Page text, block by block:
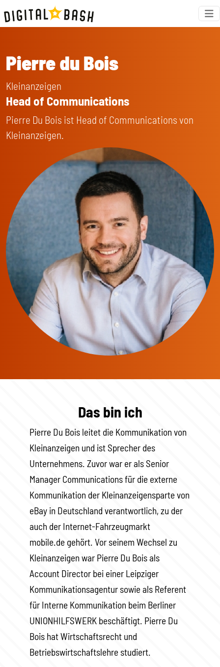
Pierre du Bois
Kleinanzeigen
Head of Communications
Pierre Du Bois ist Head of Communications von
Kleinanzeigen.
Das bin ich
Pierre Du Bois leitet die Kommunikation von
Kleinanzeigen und ist Sprecher des
Unternehmens. Zuvor war er als Senior
Manager Communications für die externe
Kommunikation der Kleinanzeigensparte von
eBay in Deutschland verantwortlich, zu der
auch der Internet-Fahrzeugmarkt
mobile.de gehört. Vor seinem Wechsel zu
Kleinanzeigen war Pierre Du Bois als
Account Director bei einer Leipziger
Kommunikationsagentur sowie als Referent
für Interne Kommunikation beim Berliner
UNIONHILFSWERK beschäftigt. Pierre Du
Bois hat Wirtschaftsrecht und
Betriebswirtschaftslehre studiert.